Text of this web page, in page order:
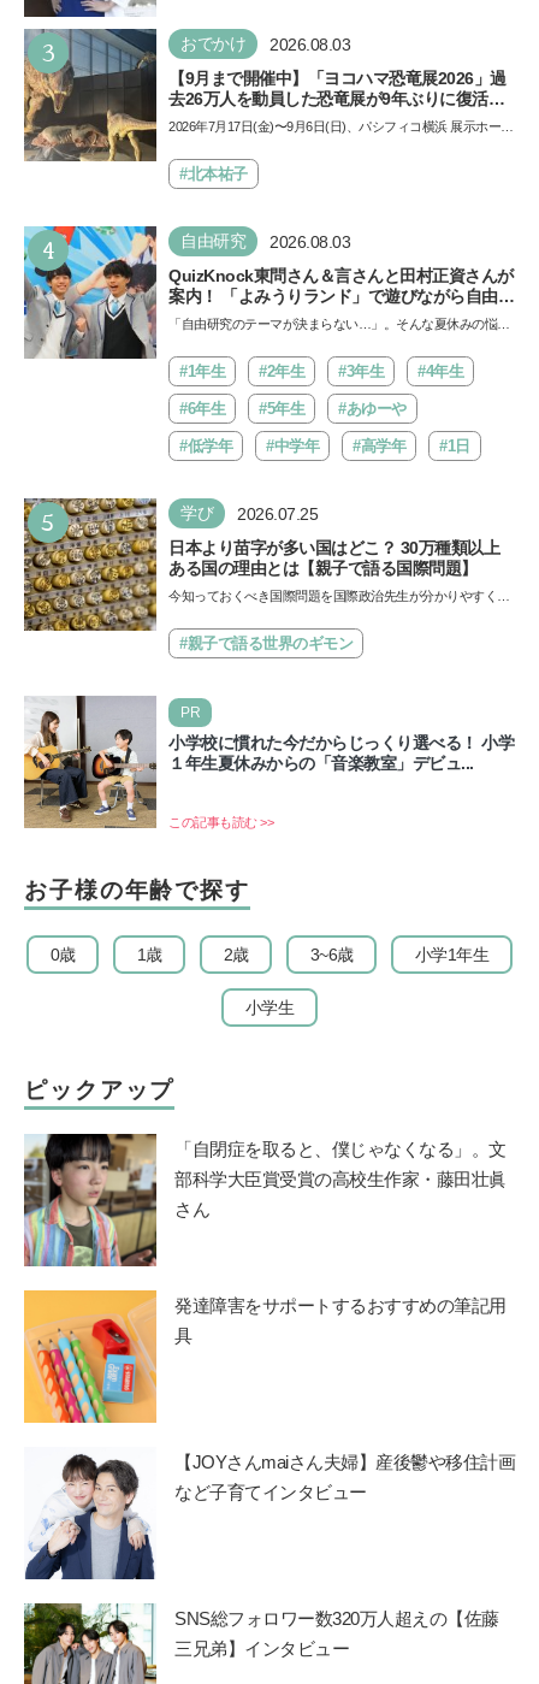
い…
3 おでかけ 2026.08.03
【9月まで開催中】「ヨコハマ恐竜展2026」過
去26万人を動員した恐竜展が9年ぶりに復活！
夏休みのおでかけで楽しむポイントを完全ガイ
2026年7月17日(金)〜9月6日(日)、パシフィコ横浜 展示ホール
催…
#北本祐子
4 自由研究 2026.08.03
QuizKnock東問さん＆言さんと田村正資さんが
案内！ 「よみうりランド」で遊びながら自由研
究が進む期間限定イベントが開催
「自由研究のテーマが決まらない…」。そんな夏休みの悩み
バ!!…
#1年生 #2年生 #3年生 #4年生
#6年生 #5年生 #あゆーや
#低学年 #中学年 #高学年 #1日
5 学び 2026.07.25
日本より苗字が多い国はどこ？ 30万種類以上
ある国の理由とは【親子で語る国際問題】
今知っておくべき国際問題を国際政治先生が分かりやすく解
類…
#親子で語る世界のギモン
PR
小学校に慣れた今だからじっくり選べる！ 小学
１年生夏休みからの「音楽教室」デビュ...
この記事も読む >>
お子様の年齢で探す
0歳 1歳 2歳 3~6歳 小学1年生
小学生
ピックアップ
「自閉症を取ると、僕じゃなくなる」。文
部科学大臣賞受賞の高校生作家・藤田壮眞
さん
発達障害をサポートするおすすめの筆記用
具
【JOYさんmaiさん夫婦】産後鬱や移住計画
など子育てインタビュー
SNS総フォロワー数320万人超えの【佐藤
三兄弟】インタビュー